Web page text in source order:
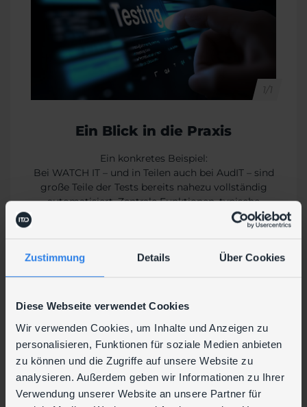
Zustimmung Details Über Cookies
Diese Webseite verwendet Cookies
Wir verwenden Cookies, um Inhalte und Anzeigen zu
personalisieren, Funktionen für soziale Medien anbieten
zu können und die Zugriffe auf unsere Website zu
analysieren. Außerdem geben wir Informationen zu Ihrer
Verwendung unserer Website an unsere Partner für
1/1
Ein Blick in die Praxis
Ein konkretes Beispiel:
Bei WATCH IT – und in Teilen auch bei AudIT – sind
große Teile der Tests bereits nahezu vollständig
automatisiert. Zentrale Funktionen, typische
Benutzerpfade sowie sicherheitsrelevante Logins
werden regelmäßig, reproduzierbar und ohne
konnten dadurch auf ein Minimum reduziert
Der messbare Mehrwert für
Unternehmen
Der Nutzen automatisierter Webtests ist klar und
unmittelbar spürbar: